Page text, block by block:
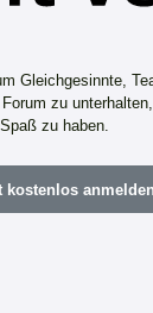
Gleichgesinnte,
zu
zu haben.
kostenlos